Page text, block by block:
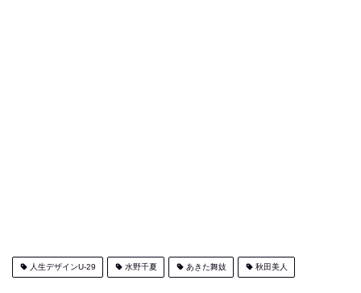
人生デザインU-29 水野千夏 あきた舞妓 秋田美人